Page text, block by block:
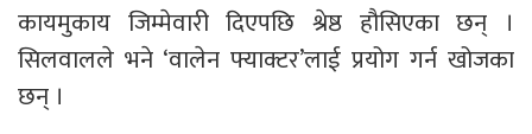
कायमुकाय जिम्मेवारी दिएपछि श्रेष्ठ हौसिएका छन् ।
सिलवालले भने ‘वालेन फ्याक्टर’लाई प्रयोग गर्न खोजका
छन् ।